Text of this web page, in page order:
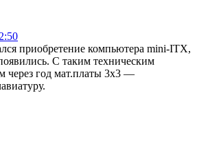
приобретение компьютера mini-ITX,
С таким техническим
через год мат.платы 3х3 —